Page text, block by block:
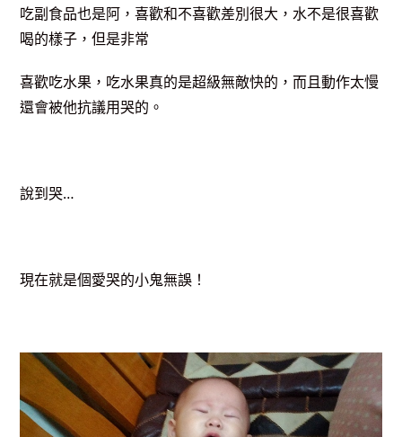
吃副食品也是阿，喜歡和不喜歡差別很大，水不是很喜歡
喝的樣子，但是非常
喜歡吃水果，吃水果真的是超級無敵快的，而且動作太慢
還會被他抗議用哭的。
說到哭…
現在就是個愛哭的小鬼無誤！